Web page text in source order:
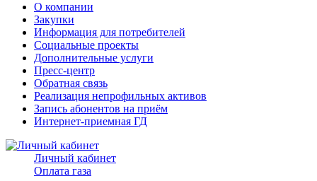
О компании
Закупки
Информация для потребителей
Социальные проекты
Дополнительные услуги
Пресс-центр
Обратная связь
Реализация непрофильных активов
Запись абонентов на приём
Интернет-приемная ГД
Личный кабинет
Оплата газа